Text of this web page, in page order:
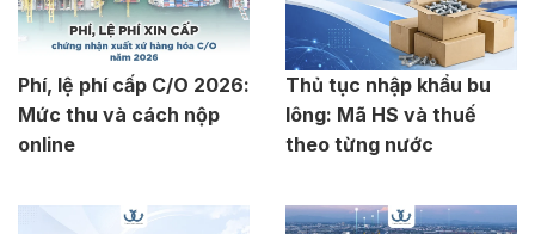
Phí, lệ phí cấp C/O 2026:
Mức thu và cách nộp
online
Thủ tục nhập khẩu bu
lông: Mã HS và thuế
theo từng nước